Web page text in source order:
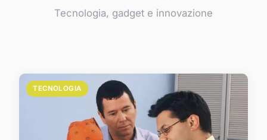
Tecnologia, gadget e innovazione
TECNOLOGIA